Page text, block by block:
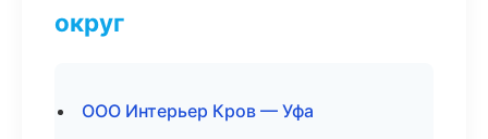
округ
ООО Интерьер Кров — Уфа